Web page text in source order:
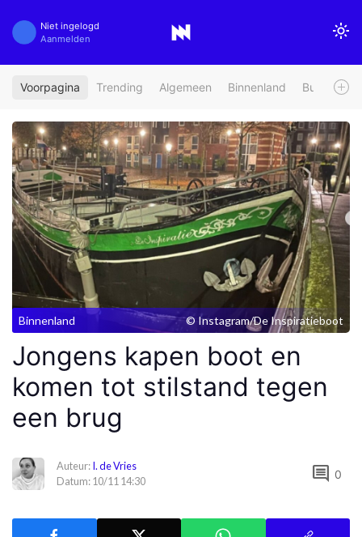
Niet ingelogd
Aanmelden
Voorpagina Trending Algemeen Binnenland Buitenland
Binnenland © Instagram/De Inspiratieboot
Jongens kapen boot en
komen tot stilstand tegen
een brug
Auteur:I. de Vries
Datum: 10/11 14:30
comment 0